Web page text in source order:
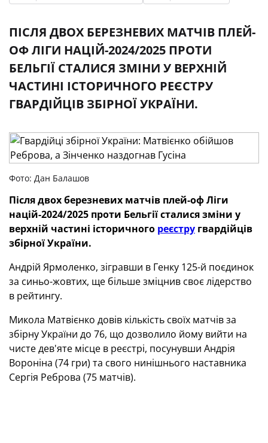
ПІСЛЯ ДВОХ БЕРЕЗНЕВИХ МАТЧІВ ПЛЕЙ-
ОФ ЛІГИ НАЦІЙ-2024/2025 ПРОТИ
БЕЛЬГІЇ СТАЛИСЯ ЗМІНИ У ВЕРХНІЙ
ЧАСТИНІ ІСТОРИЧНОГО РЕЄСТРУ
ГВАРДІЙЦІВ ЗБІРНОЇ УКРАЇНИ.
Фото: Дан Балашов
Після двох березневих матчів плей-оф Ліги
націй-2024/2025 проти Бельгії сталися зміни у
верхній частині історичного реєстру гвардійців
збірної України.
Андрій Ярмоленко, зігравши в Генку 125-й поєдинок
за синьо-жовтих, ще більше зміцнив своє лідерство
в рейтингу.
Микола Матвієнко довів кількість своїх матчів за
збірну України до 76, що дозволило йому вийти на
чисте дев'яте місце в реєстрі, посунувши Андрія
Вороніна (74 гри) та свого нинішнього наставника
Сергія Реброва (75 матчів).